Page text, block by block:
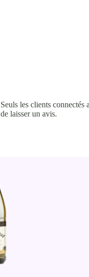
Seuls les clients
de laisser un avis.